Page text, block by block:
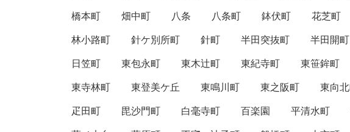
橋本町
畑中町 八条 八条町 鉢伏町 花芝町
林小路町
針ケ別所町 針町 半田突抜町 半田開町
日笠町
東包永町 東木辻町 東紀寺町 東笹鉾町
東寺林町
東登美ケ丘 東鳴川町 東之阪町 東向
疋田町
毘沙門町 白毫寺町 百楽園 平清水町